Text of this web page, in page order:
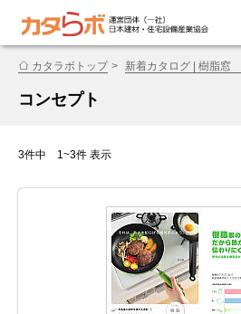
カタラボトップ 新着カタログ | 樹脂窓
コンセプト
3件中 1~3件 表示